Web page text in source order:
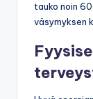
tauko noin
väsymyksen